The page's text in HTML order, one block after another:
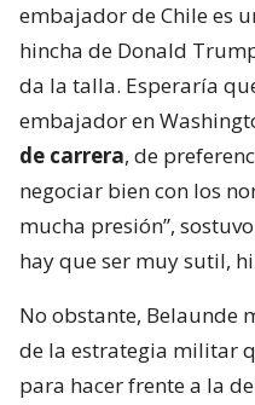
embajador de Chile es
hincha de Donald
da la talla. Esperaría
embajador en
de carrera, de
negociar bien con los
mucha presión”,
hay que ser muy sutil,
No obstante, Belaunde
de la estrategia militar
para hacer frente a la